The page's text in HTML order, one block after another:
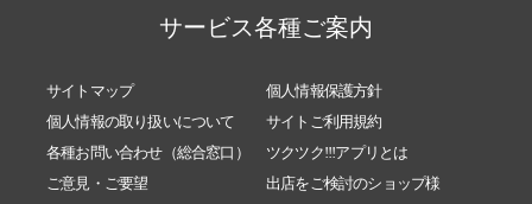
サービス各種ご案内
サイトマップ
個人情報保護方針
個人情報の取り扱いについて
サイトご利用規約
各種お問い合わせ（総合窓口）
ツクツク!!!アプリとは
ご意見・ご要望
出店をご検討のショップ様